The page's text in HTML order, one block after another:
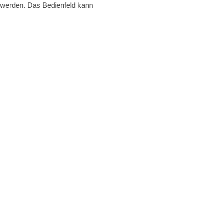
Das Bedienfeld kann